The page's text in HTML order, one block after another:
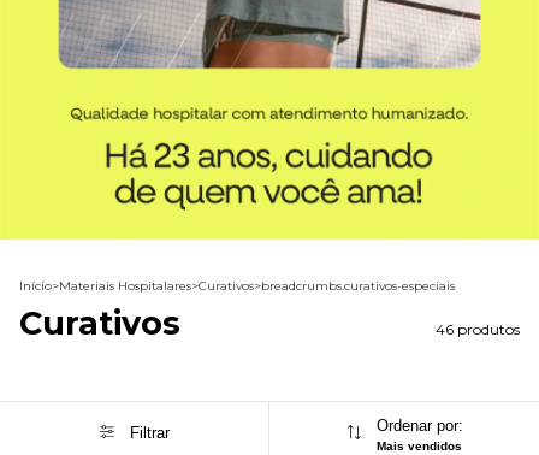
Início>Materiais Hospitalares>Curativos>breadcrumbs.curativos-especiais
Curativos 46 produtos
Filtrar Ordenar por:
Mais vendidos